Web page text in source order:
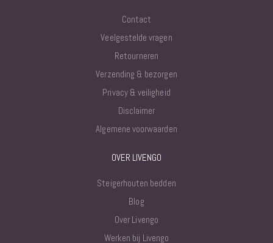
Contact
Veelgestelde vragen
Retourneren
Verzending & bezorgen
Privacy & veiligheid
Disclaimer
Algemene voorwaarden
OVER LIVENGO
Steigerhouten bedden
Blog
Over Livengo
Werken bij Livengo